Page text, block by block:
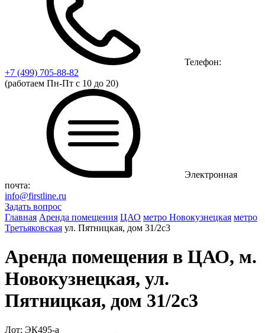
Телефон:
+7 (499) 705-88-82
(работаем Пн-Пт с 10 до 20)
Электронная
почта:
info@firstline.ru
Задать вопрос
Главная Аренда помещения ЦАО метро Новокузнецкая метро
Третьяковская ул. Пятницкая, дом 31/2с3
Аренда помещения в ЦАО, м.
Новокузнецкая, ул.
Пятницкая, дом 31/2с3
Лот: ЭК495-a